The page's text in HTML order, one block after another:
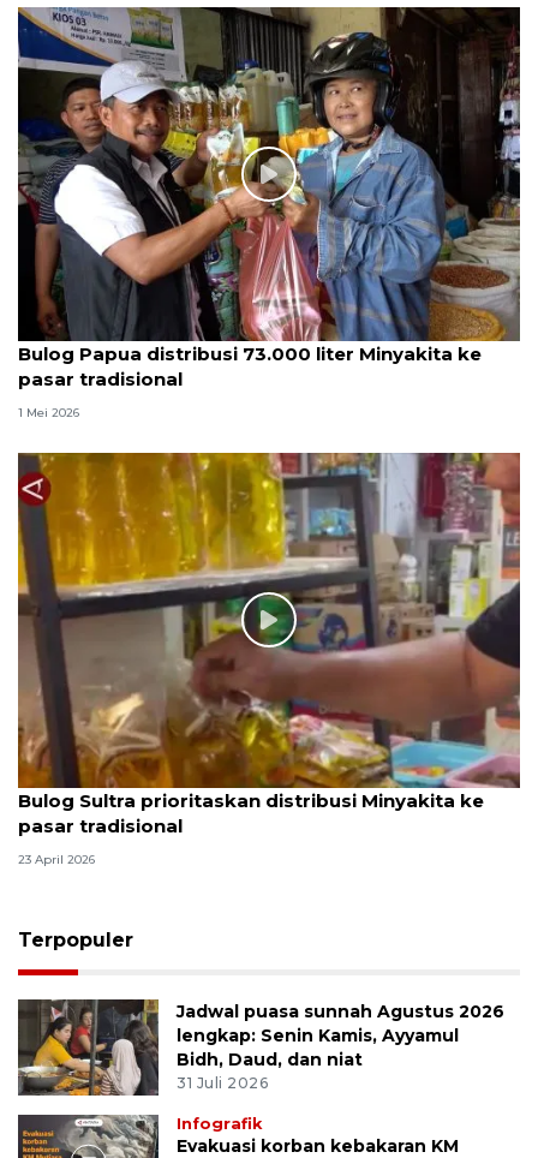
Bulog Papua distribusi 73.000 liter Minyakita ke
pasar tradisional
1 Mei 2026
Bulog Sultra prioritaskan distribusi Minyakita ke
pasar tradisional
23 April 2026
Terpopuler
Jadwal puasa sunnah Agustus 2026
lengkap: Senin Kamis, Ayyamul
Bidh, Daud, dan niat
31 Juli 2026
Infografik
Evakuasi korban kebakaran KM